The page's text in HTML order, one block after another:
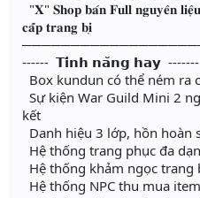
"𝐗" 𝐒𝐡𝐨𝐩 𝐛𝐚́𝐧 𝐅𝐮𝐥𝐥 𝐧𝐠𝐮𝐲𝐞̂𝐧
𝐜𝐚̂́𝐩 𝐭𝐫𝐚𝐧𝐠 𝐛𝐢̣
------ 𝗧𝗶́𝗻𝗵 𝗻𝗮̆𝗻𝗴 𝗵𝗮𝘆 -------
Box kundun có thể ném ra
Sự kiện War Guild Mini 2
kết
Danh hiệu 3 lớp, hồn hoàn
Hệ thống trang phục đa
Hệ thống khảm ngọc trang
Hệ thống NPC thu mua